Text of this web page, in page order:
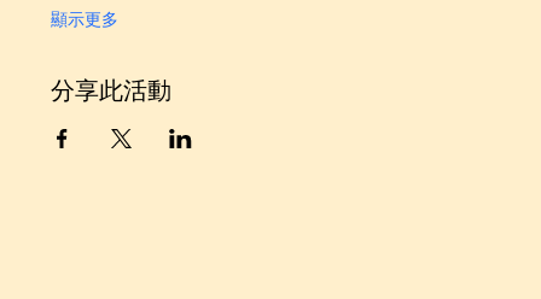
顯示更多
分享此活動